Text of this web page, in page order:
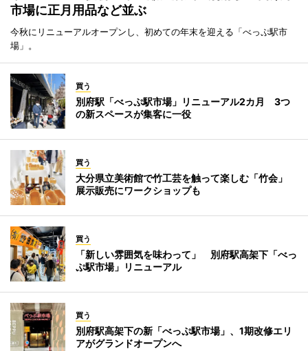
市場に正月用品など並ぶ
今秋にリニューアルオープンし、初めての年末を迎える「べっぷ駅市
場」。
買う
別府駅「べっぷ駅市場」リニューアル2カ月 3つ
の新スペースが集客に一役
買う
大分県立美術館で竹工芸を触って楽しむ「竹会」
展示販売にワークショップも
買う
「新しい雰囲気を味わって」 別府駅高架下「べっ
ぷ駅市場」リニューアル
買う
別府駅高架下の新「べっぷ駅市場」、1期改修エリ
アがグランドオープンへ